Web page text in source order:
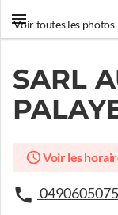
Voir toutes les photos
SARL
Voir les
0490605075